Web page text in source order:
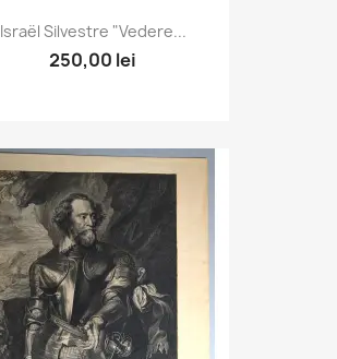
Israël Silvestre "Vedere...
250,00 lei